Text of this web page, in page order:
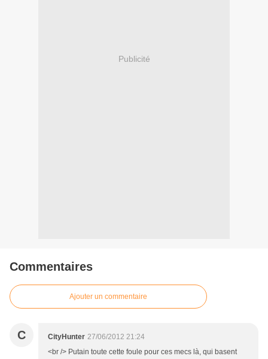
Publicité
Commentaires
Ajouter un commentaire
C CityHunter 27/06/2012 21:24
<br /> Putain toute cette foule pour ces mecs là, qui basent